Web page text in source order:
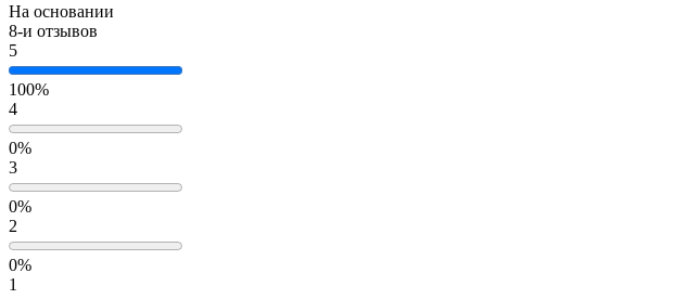
На основании
8-и отзывов
5
100%
4
0%
3
0%
2
0%
1